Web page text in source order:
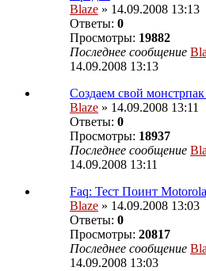
Blaze » 14.09.2008 13:13
Ответы: 0
Просмотры: 19882
Последнее сообщение
14.09.2008 13:13
Создаем свой
Blaze » 14.09.2008 13:11
Ответы: 0
Просмотры: 18937
Последнее сообщение
14.09.2008 13:11
Faq: Тест Поинт
Blaze » 14.09.2008 13:03
Ответы: 0
Просмотры: 20817
Последнее сообщение
14.09.2008 13:03